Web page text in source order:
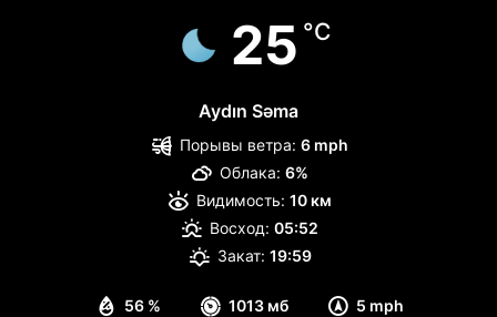
25 °C
Aydın Səma
56 % 1013 мб 5 mph
Порывы ветра: 6 mph
Облака: 6%
Видимость: 10 км
Восход: 05:52
Закат: 19:59